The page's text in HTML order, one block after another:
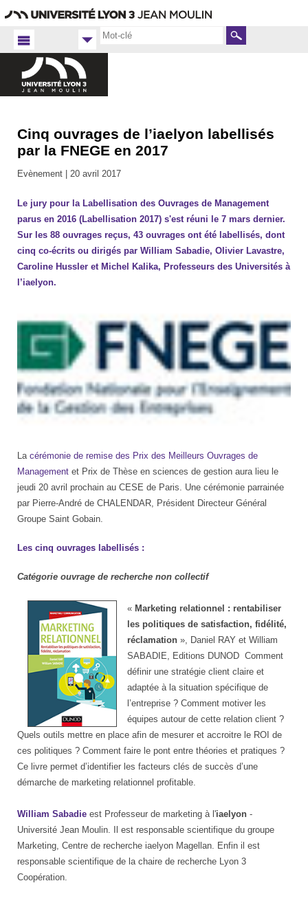
Rechercher
Accueil
iaelyon
Cinq ouvrages de l’iaelyon labellisés
par la FNEGE en 2017
Evènement | 20 avril 2017
Le jury pour la Labellisation des Ouvrages de Management
parus en 2016 (Labellisation 2017) s'est réuni le 7 mars dernier.
Sur les 88 ouvrages reçus, 43 ouvrages ont été labellisés, dont
cinq co-écrits ou dirigés par William Sabadie, Olivier Lavastre,
Caroline Hussler et Michel Kalika, Professeurs des Universités à
l’iaelyon.
La cérémonie de remise des Prix des Meilleurs Ouvrages de
Management et Prix de Thèse en sciences de gestion aura lieu le
jeudi 20 avril prochain au CESE de Paris. Une cérémonie parrainée
par Pierre-André de CHALENDAR, Président Directeur Général
Groupe Saint Gobain.
Les cinq ouvrages labellisés :
Catégorie ouvrage de recherche non collectif
« Marketing relationnel : rentabiliser
les politiques de satisfaction, fidélité,
réclamation », Daniel RAY et William
SABADIE, Editions DUNOD Comment
définir une stratégie client claire et
adaptée à la situation spécifique de
l’entreprise ? Comment motiver les
équipes autour de cette relation client ?
Quels outils mettre en place afin de mesurer et accroitre le ROI de
ces politiques ? Comment faire le pont entre théories et pratiques ?
Ce livre permet d’identifier les facteurs clés de succès d’une
démarche de marketing relationnel profitable.
William Sabadie est Professeur de marketing à l'iaelyon -
Université Jean Moulin. Il est responsable scientifique du groupe
Marketing, Centre de recherche iaelyon Magellan. Enfin il est
responsable scientifique de la chaire de recherche Lyon 3
Coopération.